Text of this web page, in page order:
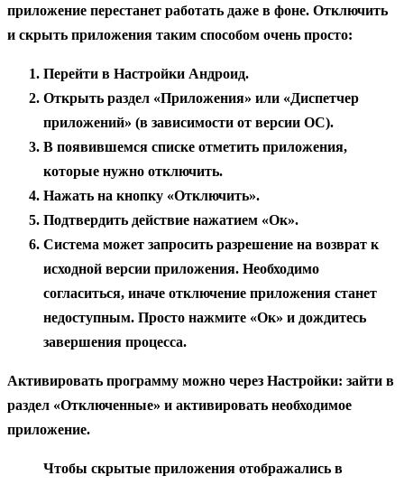
приложение перестанет работать даже в фоне. Отключить
и скрыть приложения таким способом очень просто:
Перейти в Настройки Андроид.
Открыть раздел «Приложения» или «Диспетчер
приложений» (в зависимости от версии ОС).
В появившемся списке отметить приложения,
которые нужно отключить.
Нажать на кнопку «Отключить».
Подтвердить действие нажатием «Ок».
Система может запросить разрешение на возврат к
исходной версии приложения. Необходимо
согласиться, иначе отключение приложения станет
недоступным. Просто нажмите «Ок» и дождитесь
завершения процесса.
Активировать программу можно через Настройки: зайти в
раздел «Отключенные» и активировать необходимое
приложение.
Чтобы скрытые приложения отображались в